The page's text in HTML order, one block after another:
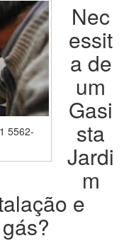
5562-
Nec
essit
a de
um
Gasi
sta
Jardi
m
e